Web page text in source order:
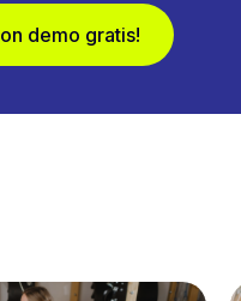
demo gratis!